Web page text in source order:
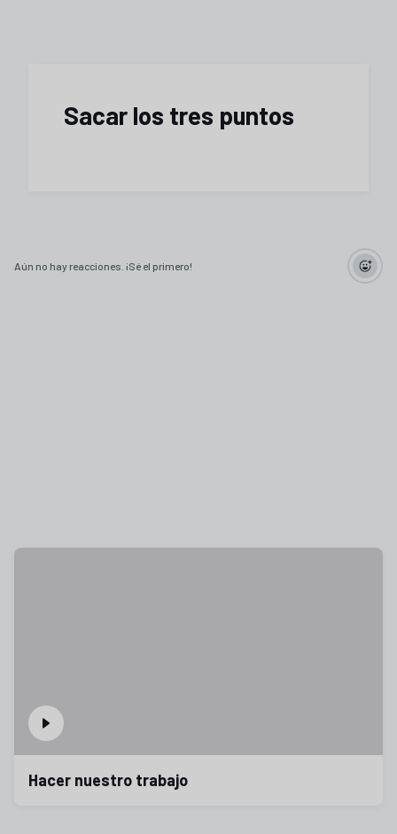
Sacar los tres puntos
Aún no hay reacciones. ¡Sé el primero!
Hacer nuestro trabajo